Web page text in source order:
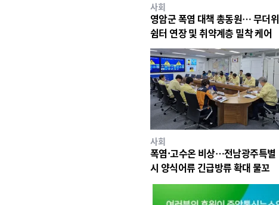
사회
영암군 폭염 대책 총동원… 무더위
쉼터 연장 및 취약계층 밀착 케어
사회
폭염·고수온 비상…전남광주특별
시 양식어류 긴급방류 확대 물꼬